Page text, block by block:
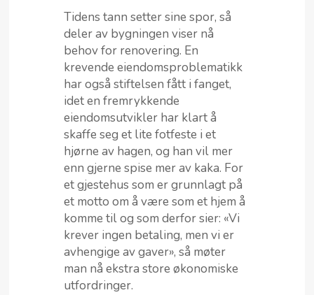
Tidens tann setter sine spor, så
deler av bygningen viser nå
behov for renovering. En
krevende eiendomsproblematikk
har også stiftelsen fått i fanget,
idet en fremrykkende
eiendomsutvikler har klart å
skaffe seg et lite fotfeste i et
hjørne av hagen, og han vil mer
enn gjerne spise mer av kaka. For
et gjestehus som er grunnlagt på
et motto om å være som et hjem å
komme til og som derfor sier: «Vi
krever ingen betaling, men vi er
avhengige av gaver», så møter
man nå ekstra store økonomiske
utfordringer.